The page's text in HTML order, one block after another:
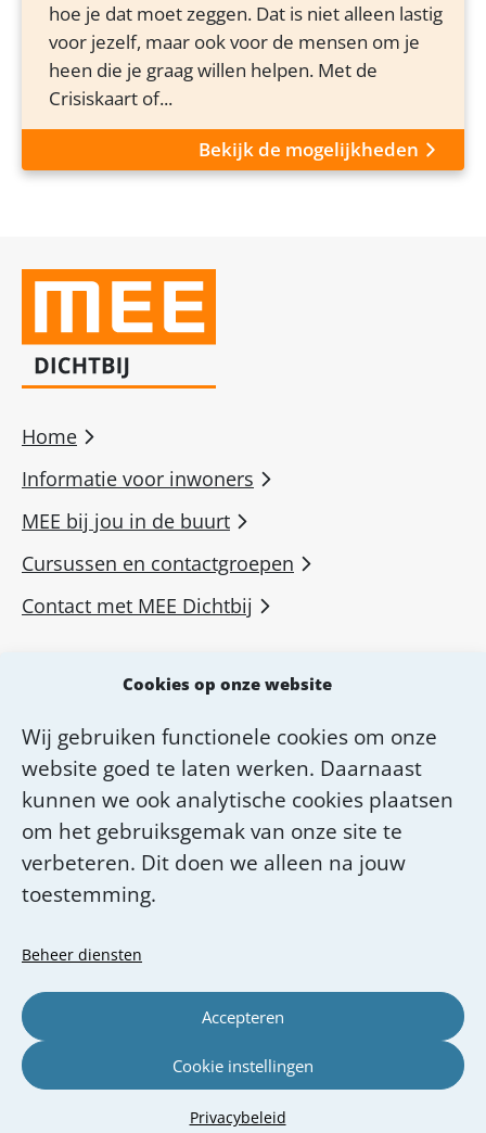
Cookies op onze website
Wij gebruiken functionele cookies om onze
website goed te laten werken. Daarnaast
kunnen we ook analytische cookies plaatsen
om het gebruiksgemak van onze site te
verbeteren. Dit doen we alleen na jouw
toestemming.
Beheer diensten
Accepteren
Cookie instellingen
Privacybeleid
Uitleg woorden
hoe je dat moet zeggen. Dat is niet alleen lastig
voor jezelf, maar ook voor de mensen om je
heen die je graag willen helpen. Met de
Crisiskaart of...
Bekijk de mogelijkheden
Home
Informatie voor inwoners
MEE bij jou in de buurt
Cursussen en contactgroepen
Contact met MEE Dichtbij
Diensten van MEE Dichtbij
Over MEE Dichtbij
Werken bij MEE Dichtbij
© MEE Dichtbij 2026
Verhoog contrast